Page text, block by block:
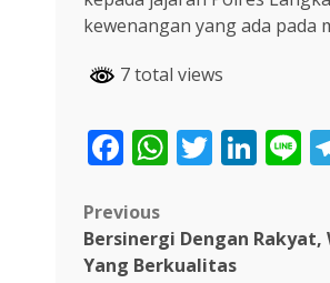
kewenangan yang ada pada
7 total views
Facebook
Twitter
Post
navigation
Previous
Bersinergi Dengan
Yang Berkualitas